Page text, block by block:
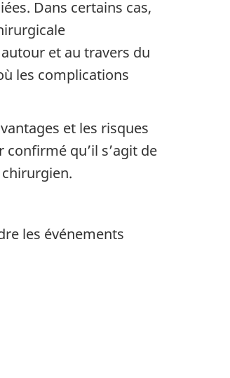
Dans certains cas,
et au travers du
les complications
et les risques
qu’il s’agit de
les événements